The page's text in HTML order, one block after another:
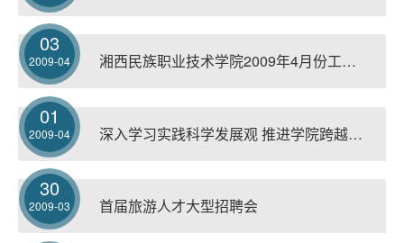
03
2009-04 湘西民族职业技术学院2009年4月份工作月历
01
2009-04 深入学习实践科学发展观 推进学院跨越式发展
30
2009-03 首届旅游人才大型招聘会